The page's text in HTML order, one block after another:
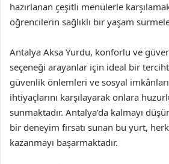
hazırlanan çeşitli menülerle
öğrencilerin sağlıklı bir yaşam
Antalya Aksa Yurdu, konforlu ve
seçeneği arayanlar için ideal bir
güvenlik önlemleri ve sosyal
ihtiyaçlarını karşılayarak onlara
sunmaktadır. Antalya’da kalmayı
bir deneyim fırsatı sunan bu yurt,
kazanmayı başarmaktadır.